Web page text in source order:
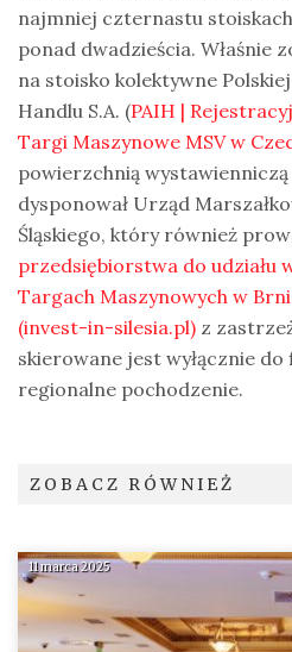
najmniej czternastu
ponad dwadzieścia. Właśnie
na stoisko kolektywne
Handlu S.A. (PAIH |
Targi Maszynowe MSV w
powierzchnią wystawienniczą
dysponował Urząd
Śląskiego, który również
przedsiębiorstwa do udziału
Targach Maszynowych w
(invest-in-silesia.pl) z
skierowane jest wyłącznie
regionalne pochodzenie.
ZOBACZ RÓWNIEŻ
11 marca 2025